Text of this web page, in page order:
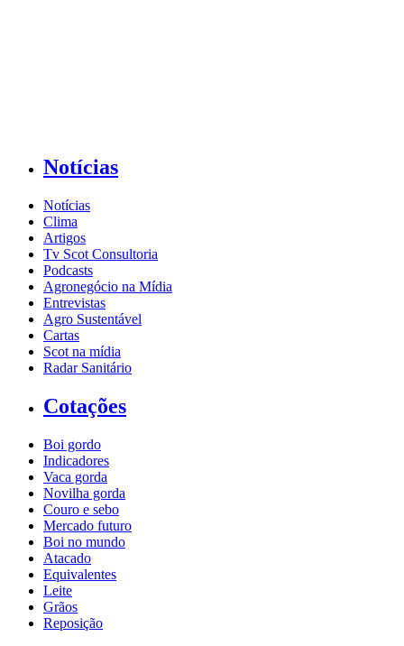
Notícias
Notícias
Clima
Artigos
Tv Scot Consultoria
Podcasts
Agronegócio na Mídia
Entrevistas
Agro Sustentável
Cartas
Scot na mídia
Radar Sanitário
Cotações
Boi gordo
Indicadores
Vaca gorda
Novilha gorda
Couro e sebo
Mercado futuro
Boi no mundo
Atacado
Equivalentes
Leite
Grãos
Reposição